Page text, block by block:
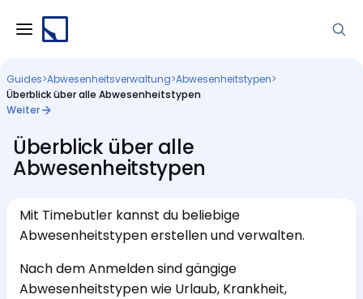
Guides>Abwesenheitsverwaltung>Abwesenheitstypen>
Überblick über alle Abwesenheitstypen
Weiter
Überblick über alle
Abwesenheitstypen
Mit Timebutler kannst du beliebige
Abwesenheitstypen erstellen und verwalten.
Nach dem Anmelden sind gängige
Abwesenheitstypen wie Urlaub, Krankheit,